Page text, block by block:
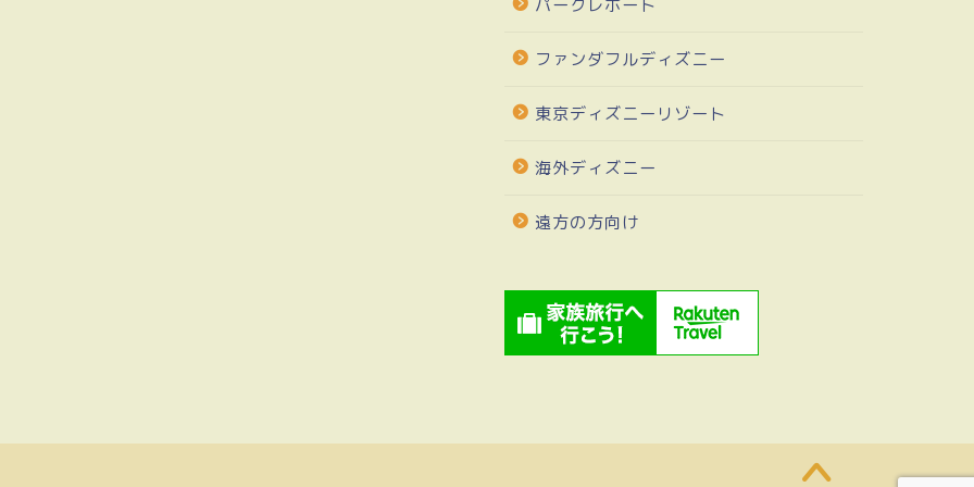
パークレポート
ファンダフルディズニー
東京ディズニーリゾート
海外ディズニー
遠方の方向け